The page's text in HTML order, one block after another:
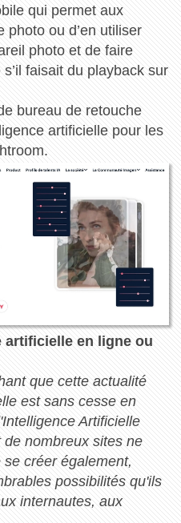
qui permet aux
photo ou d’en utiliser
photo et de faire
faisait du playback sur
bureau de retouche
artificielle pour les
artificielle en ligne ou
que cette actualité
est sans cesse en
Artificielle
nombreux sites ne
créer également,
possibilités qu'ils
internautes, aux